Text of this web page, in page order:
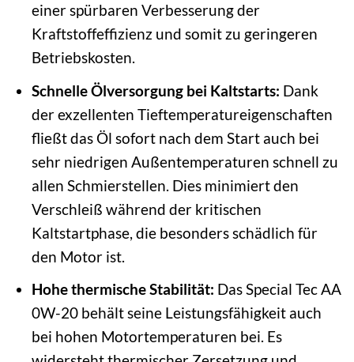
einer spürbaren Verbesserung der
Kraftstoffeffizienz und somit zu geringeren
Betriebskosten.
Schnelle Ölversorgung bei Kaltstarts: Dank
der exzellenten Tieftemperatureigenschaften
fließt das Öl sofort nach dem Start auch bei
sehr niedrigen Außentemperaturen schnell zu
allen Schmierstellen. Dies minimiert den
Verschleiß während der kritischen
Kaltstartphase, die besonders schädlich für
den Motor ist.
Hohe thermische Stabilität: Das Special Tec AA
0W-20 behält seine Leistungsfähigkeit auch
bei hohen Motortemperaturen bei. Es